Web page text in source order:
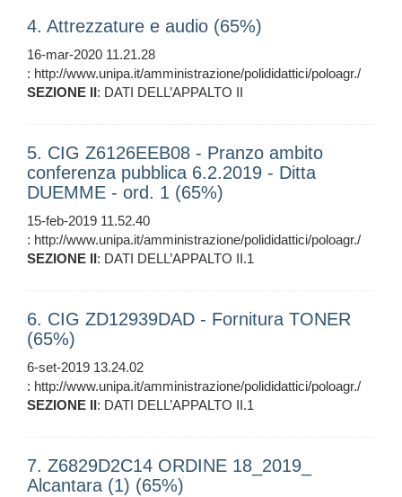
4. Attrezzature e audio (65%)
16-mar-2020 11.21.28
: http://www.unipa.it/amministrazione/polididattici/poloagr./
SEZIONE II: DATI DELL’APPALTO II
5. CIG Z6126EEB08 - Pranzo ambito
conferenza pubblica 6.2.2019 - Ditta
DUEMME - ord. 1 (65%)
15-feb-2019 11.52.40
: http://www.unipa.it/amministrazione/polididattici/poloagr./
SEZIONE II: DATI DELL’APPALTO II.1
6. CIG ZD12939DAD - Fornitura TONER
(65%)
6-set-2019 13.24.02
: http://www.unipa.it/amministrazione/polididattici/poloagr./
SEZIONE II: DATI DELL’APPALTO II.1
7. Z6829D2C14 ORDINE 18_2019_
Alcantara (1) (65%)